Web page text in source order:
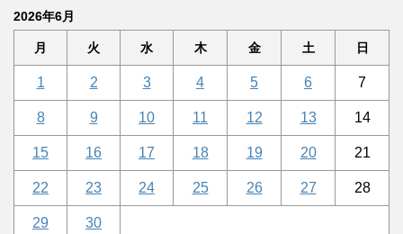
2026年6月
月 火 水 木 金 土 日
1 2 3 4 5 6 7
8 9 10 11 12 13 14
15 16 17 18 19 20 21
22 23 24 25 26 27 28
29
30